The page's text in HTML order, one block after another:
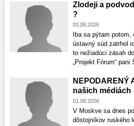
Zlodeji a
?
03.08.2026
Iba sa pýtam
ústavný súd zatrhol
to nežiadúci zásah
„Projekt Fórum“
NEPODARENÝ
našich médiách
01.08.2026
V Moskve sa dnes
dôstojníkov ruského